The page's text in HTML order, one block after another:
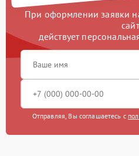
При оформлении заявки
действует
Отправляя, Вы соглашаетесь с